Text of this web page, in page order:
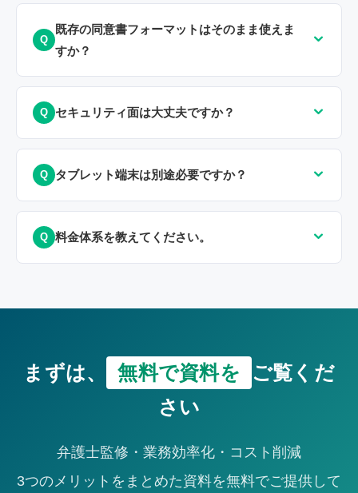
既存の同意書フォーマットはそのまま使えま
すか？
セキュリティ面は大丈夫ですか？
タブレット端末は別途必要ですか？
料金体系を教えてください。
まずは、 無料で資料を
ご覧くだ
さい
弁護士監修・業務効率化・コスト削減
3つのメリットをまとめた資料を無料でご提供して